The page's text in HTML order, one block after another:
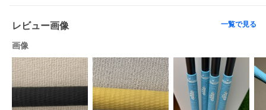
レビュー画像 一覧で見る
画像